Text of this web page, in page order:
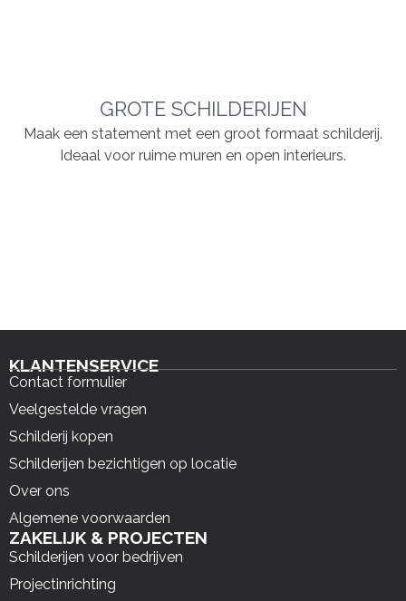
GROTE SCHILDERIJEN
Maak een statement met een groot formaat schilderij.
Ideaal voor ruime muren en open interieurs.
KLANTENSERVICE
Contact formulier
Veelgestelde vragen
Schilderij kopen
Schilderijen bezichtigen op locatie
Over ons
Algemene voorwaarden
ZAKELIJK & PROJECTEN
Schilderijen voor bedrijven
Projectinrichting